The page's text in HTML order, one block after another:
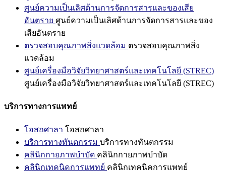
ศูนย์ความเป็นเลิศด้านการจัดการสารและของเสีย
อันตราย ศูนย์ความเป็นเลิศด้านการจัดการสารและของ
เสียอันตราย
ตรวจสอบคุณภาพสิ่งแวดล้อม ตรวจสอบคุณภาพสิ่ง
แวดล้อม
ศูนย์เครื่องมือวิจัยวิทยาศาสตร์และเทคโนโลยี (STREC)
ศูนย์เครื่องมือวิจัยวิทยาศาสตร์และเทคโนโลยี (STREC)
บริการทางการแพทย์
โอสถศาลา โอสถศาลา
บริการทางทันตกรรม บริการทางทันตกรรม
คลินิกกายภาพบำบัด คลินิกกายภาพบำบัด
คลินิกเทคนิคการแพทย์ คลินิกเทคนิคการแพทย์